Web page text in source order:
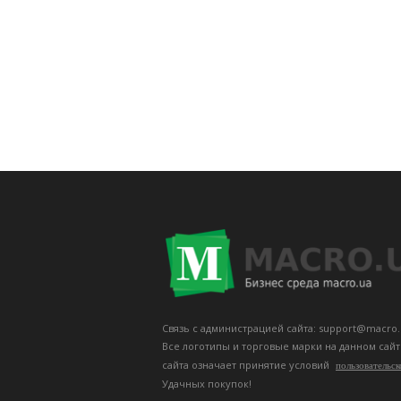
Связь с администрацией сайта:
Все логотипы и торговые марки на данном
сайта означает принятие условий
Удачных покупок!